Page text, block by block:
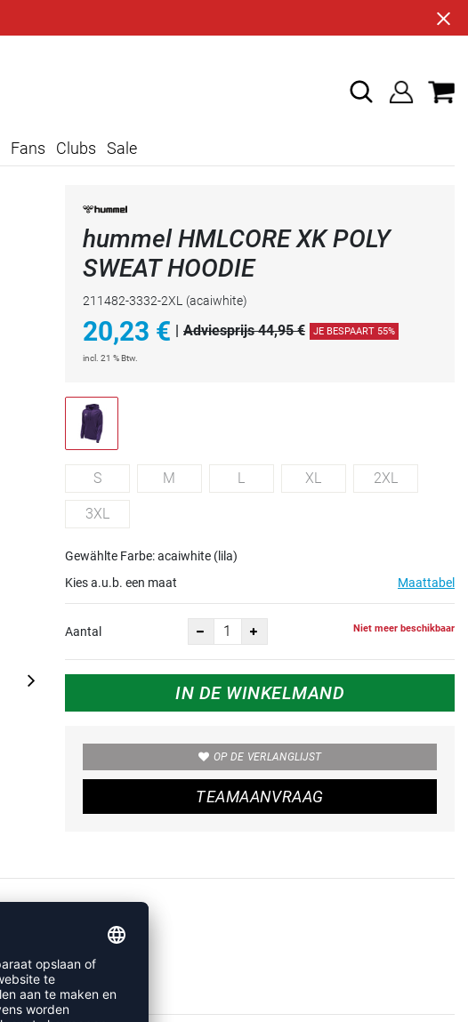
Fans Clubs Sale
hummel HMLCORE XK POLY
SWEAT HOODIE
211482-3332-2XL (acaiwhite)
20,23 € Adviesprijs 44,95 € JE BESPAART 55%
incl. 21 % Btw.
S M L XL 2XL
3XL
Gewählte Farbe: acaiwhite (lila)
Kies a.u.b. een maat
Maattabel
Aantal Niet meer beschikbaar
IN DE WINKELMAND
OP DE VERLANGLIJST
TEAMAANVRAAG